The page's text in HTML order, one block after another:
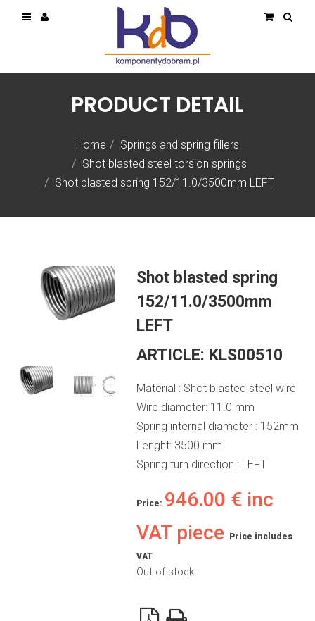
Home
Springs and spring fillers
Shot blasted steel torsion springs
Shot blasted spring 152/11.0/3500mm LEFT
PRODUCT DETAIL
Shot blasted spring
152/11.0/3500mm
LEFT
ARTICLE: KLS00510
Material : Shot blasted steel wire
Wire diameter: 11.0 mm
Spring internal diameter : 152mm
Lenght: 3500 mm
Spring turn direction : LEFT
Price: 946.00 € inc
VAT piece
Price includes
VAT
Out of stock